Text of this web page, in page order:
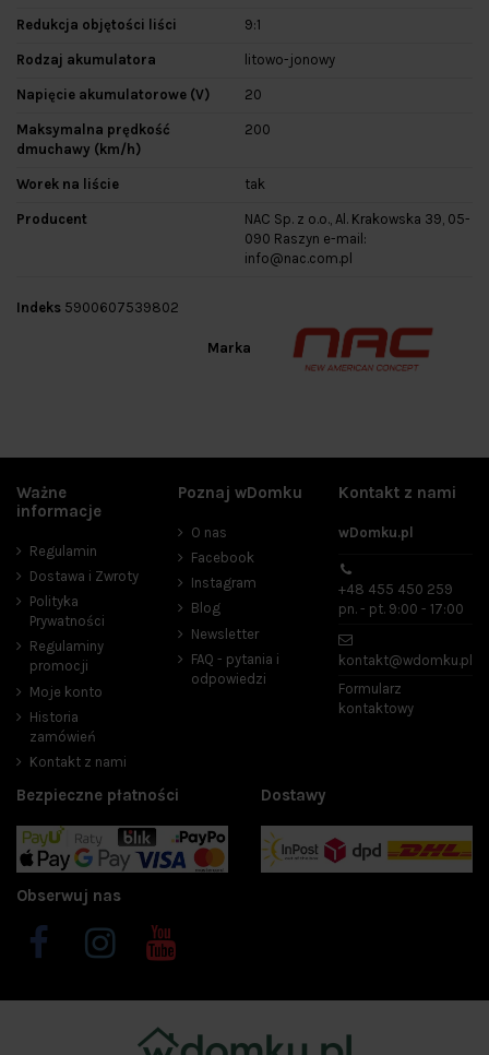
Redukcja objętości liści 9:1
Rodzaj akumulatora litowo-jonowy
Napięcie akumulatorowe (V) 20
Maksymalna prędkość
dmuchawy (km/h)
200
Worek na liście tak
Producent
NAC Sp. z o.o., Al. Krakowska 39, 05-
090 Raszyn e-mail:
info@nac.com.pl
Marka
Indeks 5900607539802
Ważne
informacje
Regulamin
Dostawa i Zwroty
Polityka
Prywatności
Regulaminy
promocji
Moje konto
Historia
zamówień
Kontakt z nami
Poznaj wDomku
O nas
Facebook
Instagram
Blog
Newsletter
FAQ - pytania i
odpowiedzi
Kontakt z nami
wDomku.pl
+48 455 450 259
pn. - pt. 9:00 - 17:00
kontakt@wdomku.pl
Formularz
kontaktowy
Bezpieczne płatności Dostawy
Obserwuj nas